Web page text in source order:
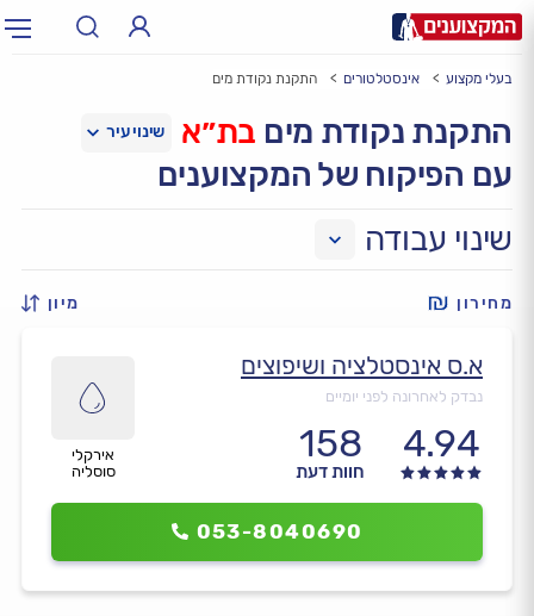
עירעיר: תל אביב, חיפה…
בעלי מקצוע אינסטלטורים התקנת נקודת מים
התקנת נקודת מים בת״א
עם הפיקוח של המקצוענים
שינוי עבודה
מחירון מיון
אירקלי
סוסליה
א.ס אינסטלציה ושיפוצים
נבדק לאחרונה לפני יומיים
4.94
158
חוות דעת
053-8040690